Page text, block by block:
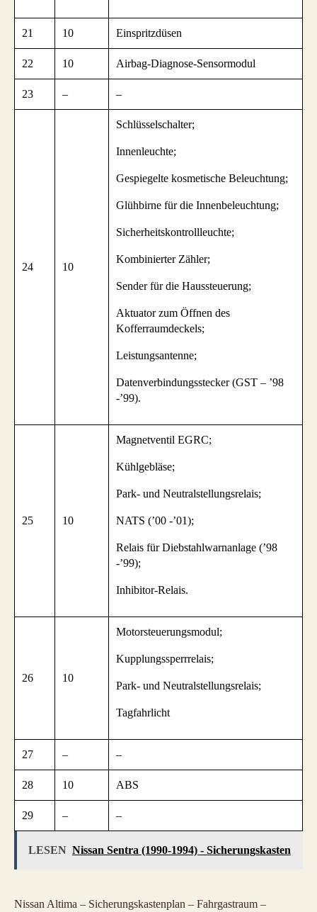
21 10 Einspritzdüsen
22 10 Airbag-Diagnose-Sensormodul
23 – –
24 10
Schlüsselschalter;
Innenleuchte;
Gespiegelte kosmetische Beleuchtung;
Glühbirne für die Innenbeleuchtung;
Sicherheitskontrollleuchte;
Kombinierter Zähler;
Sender für die Haussteuerung;
Aktuator zum Öffnen des
Kofferraumdeckels;
Leistungsantenne;
Datenverbindungsstecker (GST – ’98
-’99).
25 10
Magnetventil EGRC;
Kühlgebläse;
Park- und Neutralstellungsrelais;
NATS (’00 -’01);
Relais für Diebstahlwarnanlage (’98
-’99);
Inhibitor-Relais.
26 10
Motorsteuerungsmodul;
Kupplungssperrrelais;
Park- und Neutralstellungsrelais;
Tagfahrlicht
27 – –
28 10 ABS
29 – –
LESEN Nissan Sentra (1990-1994) - Sicherungskasten
Nissan Altima – Sicherungskastenplan – Fahrgastraum –